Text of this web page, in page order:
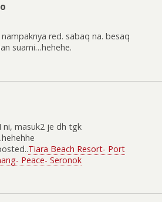
red. sabaq na. besaq
suami…hehehe.
masuk2 je dh tgk
Tiara Beach Resort- Port
Peace- Seronok